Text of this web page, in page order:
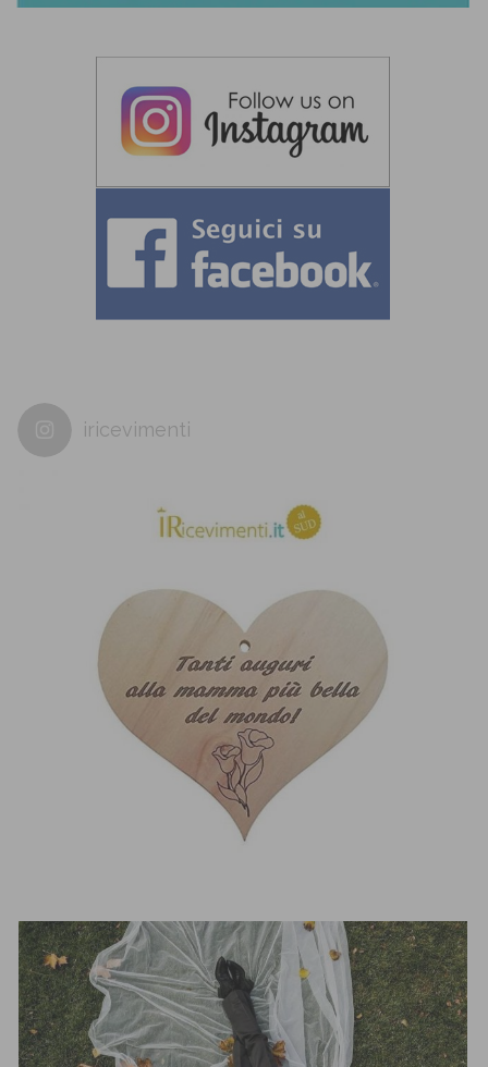
iricevimenti